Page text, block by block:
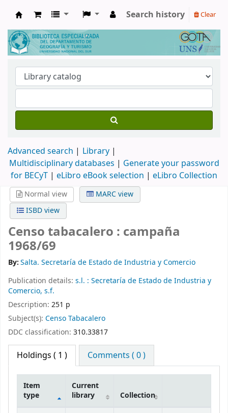
Biblioteca de Geografía y Turismo
Search history Clear
Advanced search
Library
Multidisciplinary databases | Generate your password
for BECyT | eLibro eBook selection | eLibro Collection
Normal view
MARC view
ISBD view
Censo tabacalero : campaña
1968/69
By:Salta. Secretaría de Estado de Industria y Comercio
Publication details: s.l. : Secretaría de Estado de Industria y
Comercio, s.f.
Description: 251 p
Subject(s): Censo Tabacalero
DDC classification: 310.33817
Holdings ( 1 ) Comments ( 0 )
Item
type
Current
library
Collection